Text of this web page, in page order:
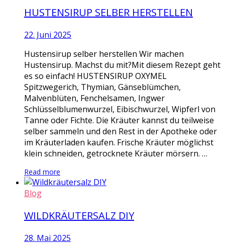
HUSTENSIRUP SELBER HERSTELLEN
22. Juni 2025
Hustensirup selber herstellen Wir machen
Hustensirup. Machst du mit?Mit diesem Rezept geht
es so einfach! HUSTENSIRUP OXYMEL
Spitzwegerich, Thymian, Gänseblümchen,
Malvenblüten, Fenchelsamen, Ingwer
Schlüsselblumenwurzel, Eibischwurzel, Wipferl von
Tanne oder Fichte. Die Kräuter kannst du teilweise
selber sammeln und den Rest in der Apotheke oder
im Kräuterladen kaufen. Frische Kräuter möglichst
klein schneiden, getrocknete Kräuter mörsern. …
Read more
Blog
WILDKRÄUTERSALZ DIY
28. Mai 2025